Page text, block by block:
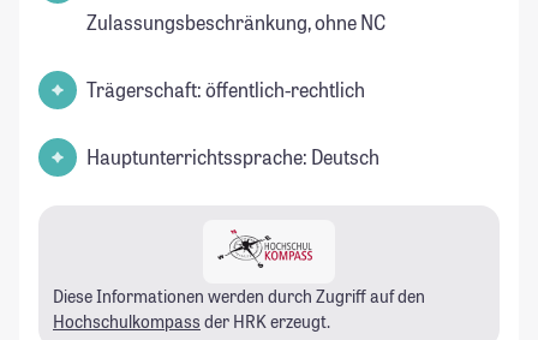
Zulassungsbeschränkung, ohne NC
Trägerschaft: öffentlich-rechtlich
Hauptunterrichtssprache: Deutsch
Diese Informationen werden durch Zugriff auf den
Hochschulkompass der HRK erzeugt.